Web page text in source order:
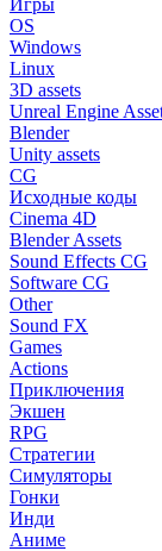
Игры
OS
Windows
Linux
3D assets
Unreal Engine
Blender
Unity assets
CG
Исходные коды
Cinema 4D
Blender Assets
Sound Effects CG
Software CG
Other
Sound FX
Games
Actions
Приключения
Экшен
RPG
Стратегии
Симуляторы
Гонки
Инди
Аниме